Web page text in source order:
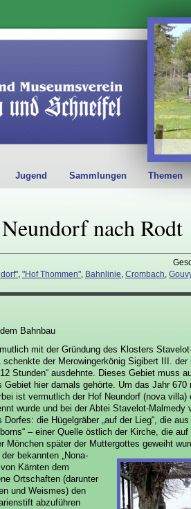
Jugend Sammlungen Themen
nach Rodt
"Hof Thommen" Bahnlinie Crombach
Bahnbau
mit der Gründung des Klosters
der Merowingerkönig Sigibert III. der
Stunden“ ausdehnte. Dieses Gebiet muss
hier damals gehörte. Um das Jahr 670
ist vermutlich der Hof Neundorf (nova villa)
wurde und bei der Abtei Stavelot-Malmedy
die Hügelgräber „auf der Lieg“, die
– einer Quelle östlich der Kirche, die
Mönchen später der Muttergottes geweiht
bekannten „Nona-
Kärnten dem
Ortschaften (darunter
und Weismes) den
abzuführen